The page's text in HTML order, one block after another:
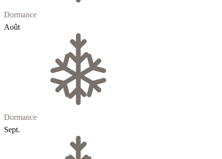
Dormance
Août
Dormance
Sept.